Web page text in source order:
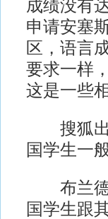
成绩没有
申请安塞
区，语言
要求一样
这是一些
搜狐出
国学生一
布兰德
国学生跟